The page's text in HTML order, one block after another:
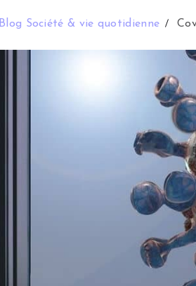
Blog Société & vie quotidienne